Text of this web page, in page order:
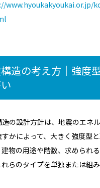
www.hyoukakyoukai.or.jp/
造の考え方｜強度
の設計方針は、地震のエネ
すかによって、大きく強度型
建物の用途や階数、求められ
れらのタイプを単独または組